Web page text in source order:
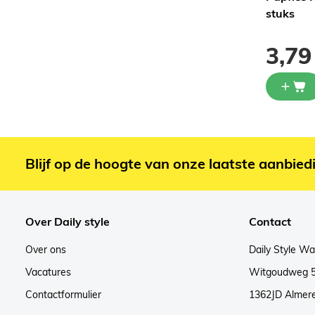
stuks
3,79
Blijf op de hoogte van onze laatste
Over Daily style
Over ons
Vacatures
Contactformulier
Contact
Daily Style
Witgoudweg
1362JD